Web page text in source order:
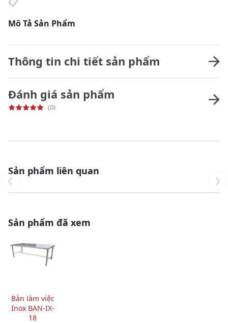
Mô Tả Sản Phẩm
Thông tin chi tiết sản phẩm
Đánh giá sản phẩm
(0)
Sản phẩm liên quan
Sản phẩm đã xem
Bàn làm việc
Inox BAN-IX-
18